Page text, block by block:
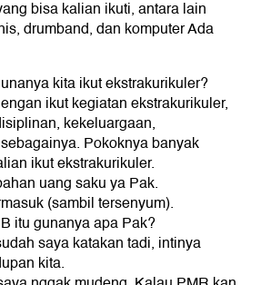
bisa kalian ikuti, antara lain
drumband, dan komputer Ada
kita ikut ekstrakurikuler?
ikut kegiatan ekstrakurikuler,
kekeluargaan,
Pokoknya banyak
ikut ekstrakurikuler.
uang saku ya Pak.
(sambil tersenyum).
itu gunanya apa Pak?
saya katakan tadi, intinya
kita.